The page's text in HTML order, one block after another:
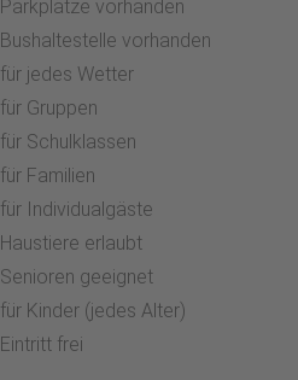
Parkplätze vorhanden
Bushaltestelle vorhanden
für jedes Wetter
für Gruppen
für Schulklassen
für Familien
für Individualgäste
Haustiere erlaubt
Senioren geeignet
für Kinder (jedes Alter)
Eintritt frei